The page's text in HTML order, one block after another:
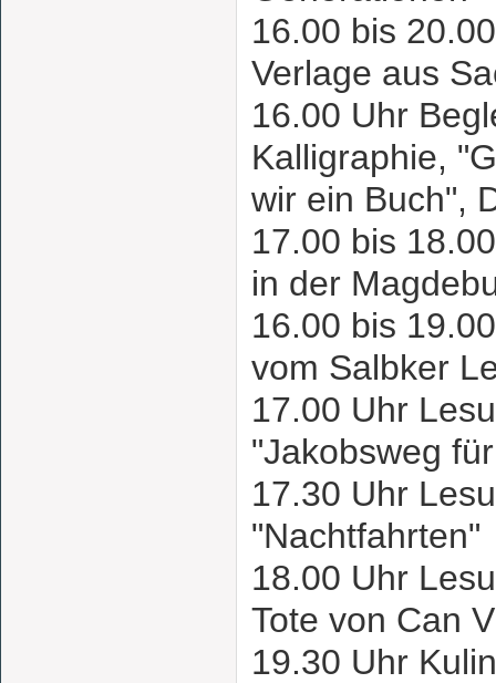
16.00 bis
Verlage aus
16.00 Uhr
Kalligraphie,
wir ein Buch",
17.00 bis
in der
16.00 bis
vom Salbker
17.00 Uhr
"Jakobsweg
17.30 Uhr
18.00 Uhr
Tote von Can
19.30 Uhr